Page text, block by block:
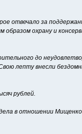
за
охрану и
до
лепту внесли
рублей.
в отношении Мищенко